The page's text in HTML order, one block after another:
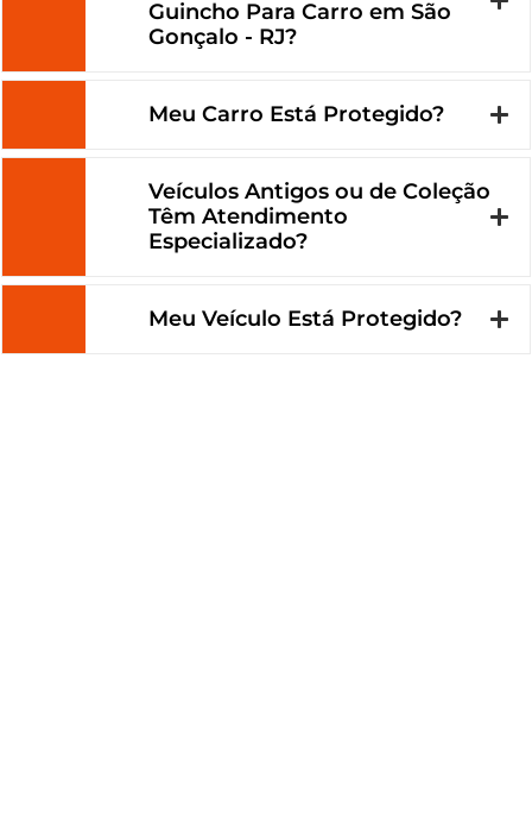
Guincho Para Carro em São
Gonçalo - RJ?
Meu Carro Está Protegido?
Veículos Antigos ou de Coleção
Têm Atendimento
Especializado?
Meu Veículo Está Protegido?